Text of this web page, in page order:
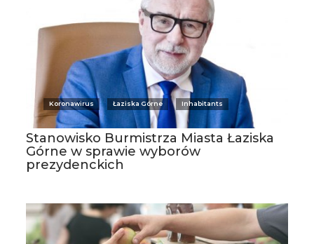
Koronawirus Łaziska Górne Inhabitants
Stanowisko Burmistrza Miasta Łaziska
Górne w sprawie wyborów
prezydenckich